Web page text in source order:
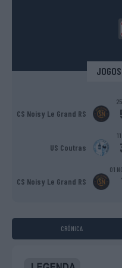
CS Noisy Le Grand RS
US Coutras
01
CS Noisy Le Grand RS
CRÓNICA